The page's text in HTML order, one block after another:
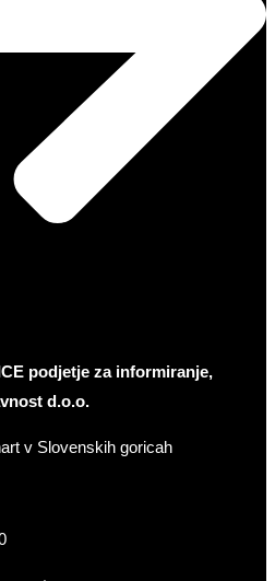
podjetje za informiranje,
d.o.o.
v Slovenskih goricah